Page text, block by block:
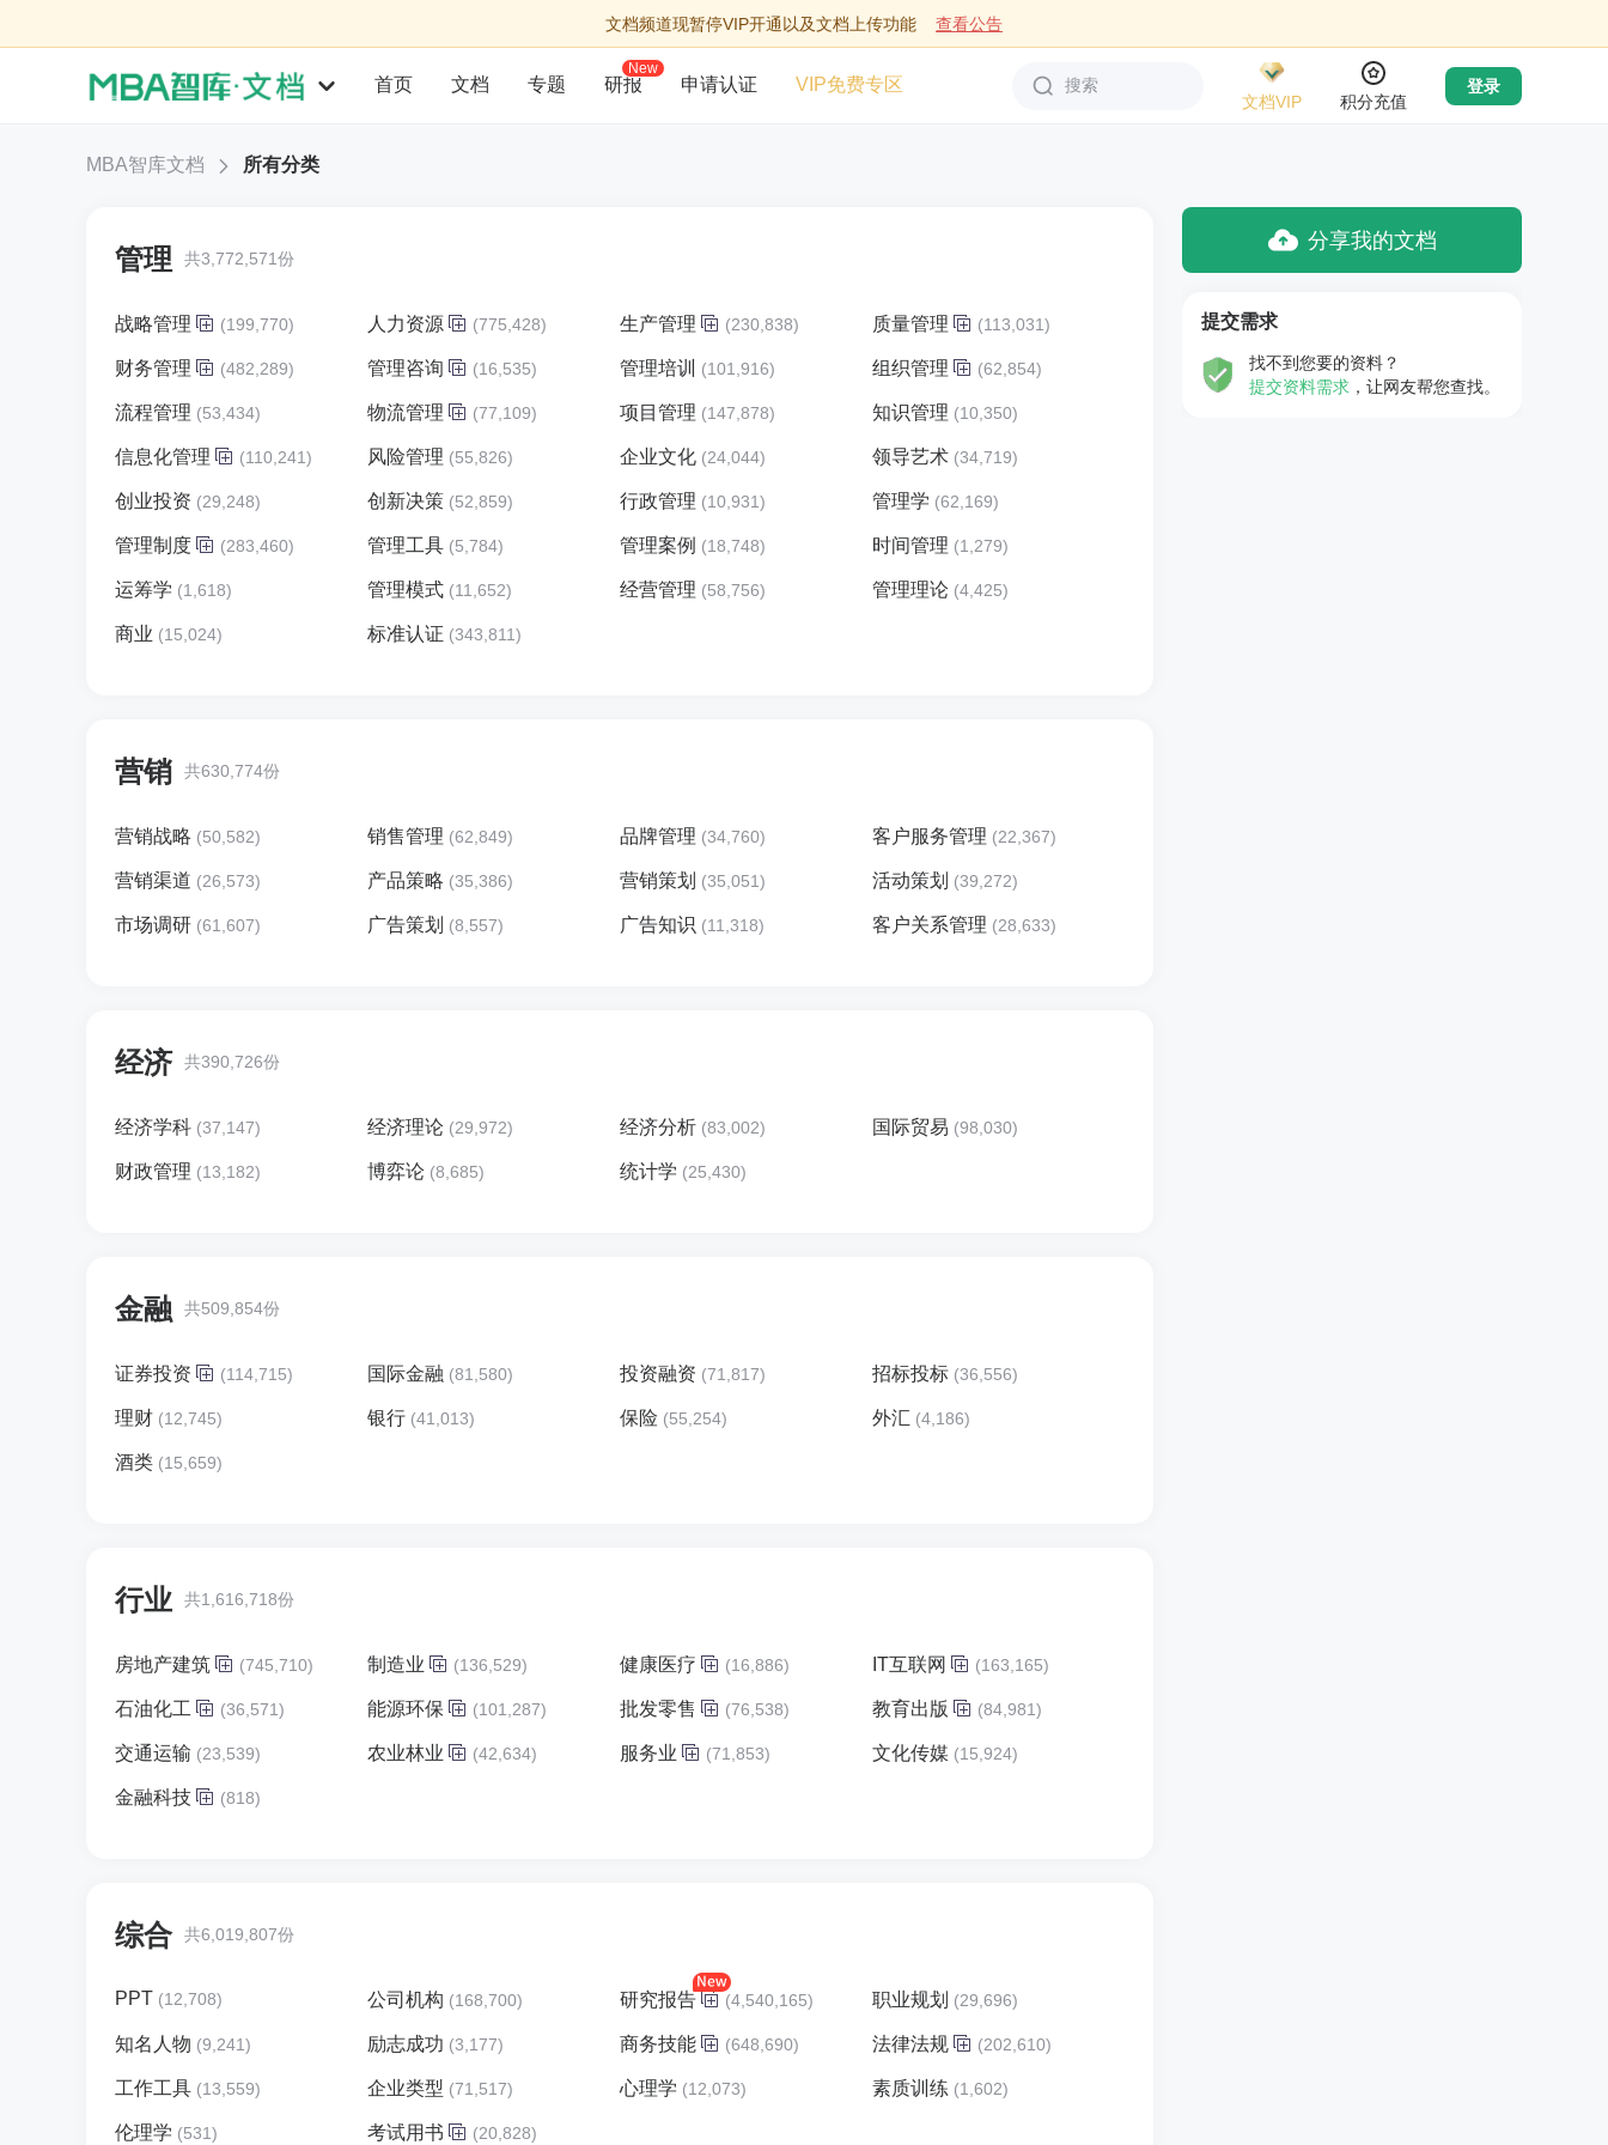
文档频道现暂停VIP开通以及文档上传功能 查看公告
首页 文档 专题 研报
New
申请认证 VIP免费专区
搜索
文档VIP
积分充值
登录
MBA智库文档 所有分类
管理 共3,772,571份
战略管理 (199,770) 人力资源 (775,428) 生产管理 (230,838) 质量管理 (113,031)
财务管理 (482,289) 管理咨询 (16,535) 管理培训 (101,916) 组织管理 (62,854)
流程管理 (53,434) 物流管理 (77,109) 项目管理 (147,878) 知识管理 (10,350)
信息化管理 (110,241) 风险管理 (55,826) 企业文化 (24,044) 领导艺术 (34,719)
创业投资 (29,248) 创新决策 (52,859) 行政管理 (10,931) 管理学 (62,169)
管理制度 (283,460) 管理工具 (5,784) 管理案例 (18,748) 时间管理 (1,279)
运筹学 (1,618) 管理模式 (11,652) 经营管理 (58,756) 管理理论 (4,425)
商业 (15,024) 标准认证 (343,811)
营销 共630,774份
营销战略 (50,582) 销售管理 (62,849) 品牌管理 (34,760) 客户服务管理 (22,367)
营销渠道 (26,573) 产品策略 (35,386) 营销策划 (35,051) 活动策划 (39,272)
市场调研 (61,607) 广告策划 (8,557) 广告知识 (11,318) 客户关系管理 (28,633)
经济 共390,726份
经济学科 (37,147) 经济理论 (29,972) 经济分析 (83,002) 国际贸易 (98,030)
财政管理 (13,182) 博弈论 (8,685) 统计学 (25,430)
金融 共509,854份
证券投资 (114,715) 国际金融 (81,580) 投资融资 (71,817) 招标投标 (36,556)
理财 (12,745) 银行 (41,013) 保险 (55,254) 外汇 (4,186)
酒类 (15,659)
行业 共1,616,718份
房地产建筑 (745,710) 制造业 (136,529) 健康医疗 (16,886) IT互联网 (163,165)
石油化工 (36,571) 能源环保 (101,287) 批发零售 (76,538) 教育出版 (84,981)
交通运输 (23,539) 农业林业 (42,634) 服务业 (71,853) 文化传媒 (15,924)
金融科技 (818)
综合 共6,019,807份
PPT (12,708) 公司机构 (168,700) 研究报告 (4,540,165) 职业规划 (29,696)
知名人物 (9,241) 励志成功 (3,177) 商务技能 (648,690) 法律法规 (202,610)
工作工具 (13,559) 企业类型 (71,517) 心理学 (12,073) 素质训练 (1,602)
伦理学 (531) 考试用书 (20,828)
分享我的文档
提交需求
找不到您要的资料？
提交资料需求 ，让网友帮您查找。